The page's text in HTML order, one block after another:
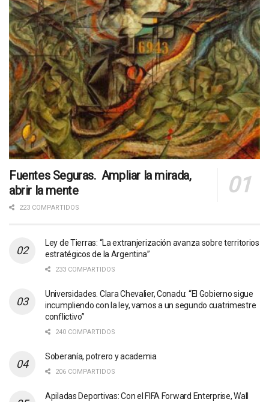
Fuentes Seguras. Ampliar la mirada,
abrir la mente
223 COMPARTIDOS
Ley de Tierras: “La extranjerización avanza sobre territorios
estratégicos de la Argentina”
233 COMPARTIDOS
Universidades. Clara Chevalier, Conadu: “El Gobierno sigue
incumpliendo con la ley, vamos a un segundo cuatrimestre
conflictivo”
240 COMPARTIDOS
Soberanía, potrero y academia
206 COMPARTIDOS
Apiladas Deportivas: Con el FIFA Forward Enterprise, Wall